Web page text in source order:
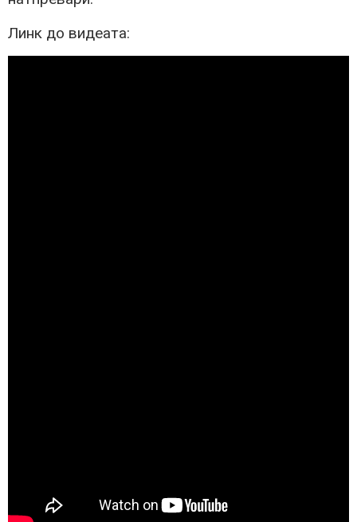
Линк до видеата: